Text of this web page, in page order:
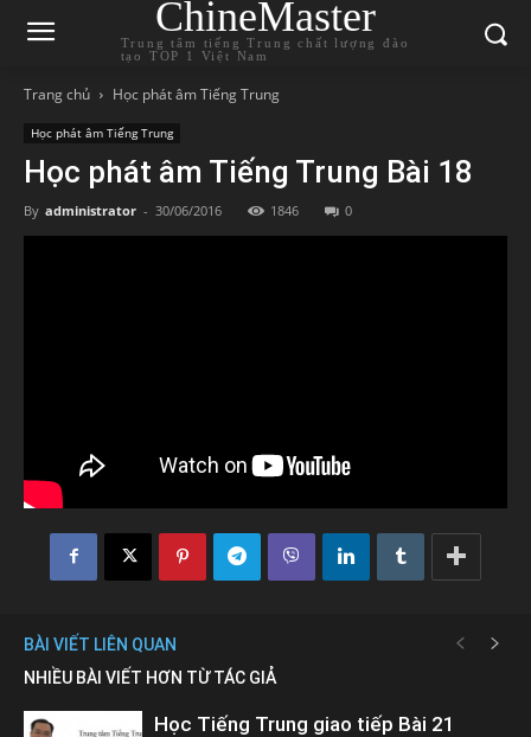
ChineMaster
Trung tâm tiếng Trung chất lượng đào
tạo TOP 1 Việt Nam
Trang chủ Học phát âm Tiếng Trung
Học phát âm Tiếng Trung
Học phát âm Tiếng Trung Bài 18
By administrator - 30/06/2016 1846 0
BÀI VIẾT LIÊN QUAN
NHIỀU BÀI VIẾT HƠN TỪ TÁC GIẢ
Học Tiếng Trung giao tiếp Bài 21